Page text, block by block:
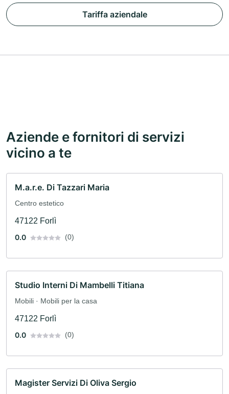
Tariffa aziendale
Aziende e fornitori di servizi
vicino a te
M.a.r.e. Di Tazzari Maria
Centro estetico
47122 Forlì
0.0
(0)
Studio Interni Di Mambelli Titiana
Mobili · Mobili per la casa
47122 Forlì
0.0
(0)
Magister Servizi Di Oliva Sergio